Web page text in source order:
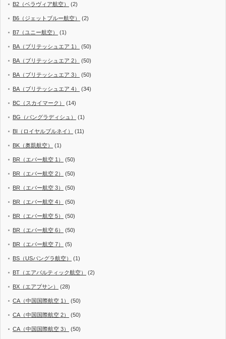
B2（ベラヴィア航空） (2)
B6（ジェットブルー航空） (2)
B7（ユニー航空） (1)
BA（ブリテッシュエア 1） (50)
BA（ブリテッシュエア 2） (50)
BA（ブリテッシュエア 3） (50)
BA（ブリテッシュエア 4） (34)
BC（スカイマーク） (14)
BG（バングラディシュ） (1)
BI（ロイヤルブルネイ） (11)
BK（奥凱航空） (1)
BR（エバー航空 1） (50)
BR（エバー航空 2） (50)
BR（エバー航空 3） (50)
BR（エバー航空 4） (50)
BR（エバー航空 5） (50)
BR（エバー航空 6） (50)
BR（エバー航空 7） (5)
BS（USバングラ航空） (1)
BT（エアバルティック航空） (2)
BX（エアプサン） (28)
CA（中国国際航空 1） (50)
CA（中国国際航空 2） (50)
CA（中国国際航空 3） (50)